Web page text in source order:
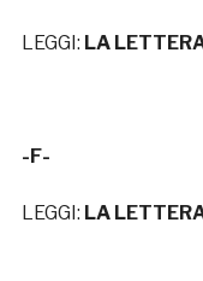
LEGGI: LA
-F-
LEGGI: LA